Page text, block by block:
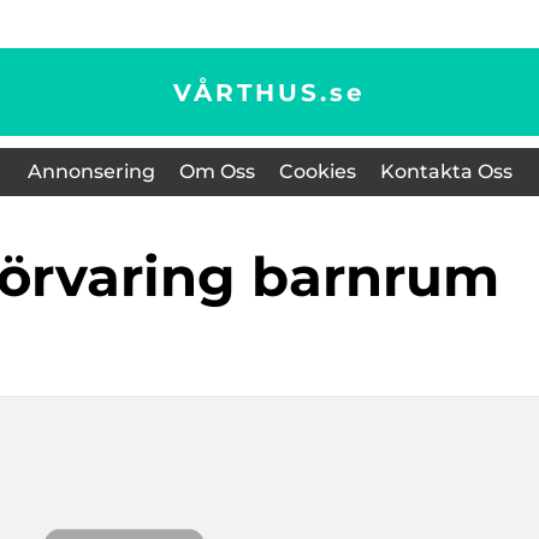
VÅRTHUS.se
Annonsering Om Oss Cookies Kontakta Oss
barnrum